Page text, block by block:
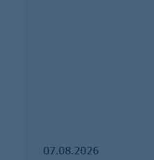
07.08.2026